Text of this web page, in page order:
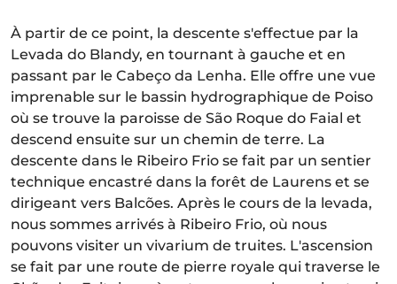
À partir de ce point, la descente s'effectue par la
Levada do Blandy, en tournant à gauche et en
passant par le Cabeço da Lenha. Elle offre une vue
imprenable sur le bassin hydrographique de Poiso
où se trouve la paroisse de São Roque do Faial et
descend ensuite sur un chemin de terre. La
descente dans le Ribeiro Frio se fait par un sentier
technique encastré dans la forêt de Laurens et se
dirigeant vers Balcões. Après le cours de la levada,
nous sommes arrivés à Ribeiro Frio, où nous
pouvons visiter un vivarium de truites. L'ascension
se fait par une route de pierre royale qui traverse le